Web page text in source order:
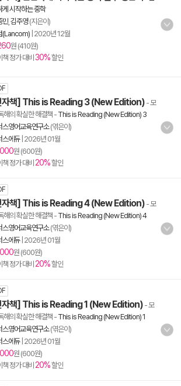
게 시작하는 중학
민, 김주영(지은이)
(Lancom) 2020년 12월
원 (410원)
책 정가 대비 30%할인
자책] This is Reading 3 (New Edition) - 모
해의 확실한 해결책 - This is Reading (New Edition) 3
스영어교육연구소(엮은이)
스에듀| 2026년 01월
원 (600원)
책 정가 대비 20%할인
자책] This is Reading 4 (New Edition) - 모
해의 확실한 해결책 - This is Reading (New Edition) 4
스영어교육연구소(엮은이)
스에듀| 2026년 01월
원 (600원)
책 정가 대비 20%할인
자책] This is Reading 1 (New Edition) - 모
해의 확실한 해결책 - This is Reading (New Edition) 1
스영어교육연구소(엮은이)
스에듀| 2026년 01월
원 (600원)
책 정가 대비 20%할인